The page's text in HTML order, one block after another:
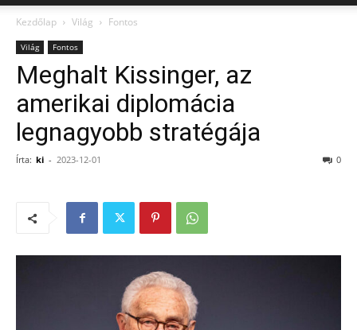
Kezdőlap Világ Fontos
Világ Fontos
Meghalt Kissinger, az
amerikai diplomácia
legnagyobb stratégája
Írta: ki - 2023-12-01 0